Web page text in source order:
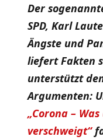
Der
SPD, Karl
Ängste und
liefert Fakten
unterstützt
Argumenten:
„Corona –
verschweigt“